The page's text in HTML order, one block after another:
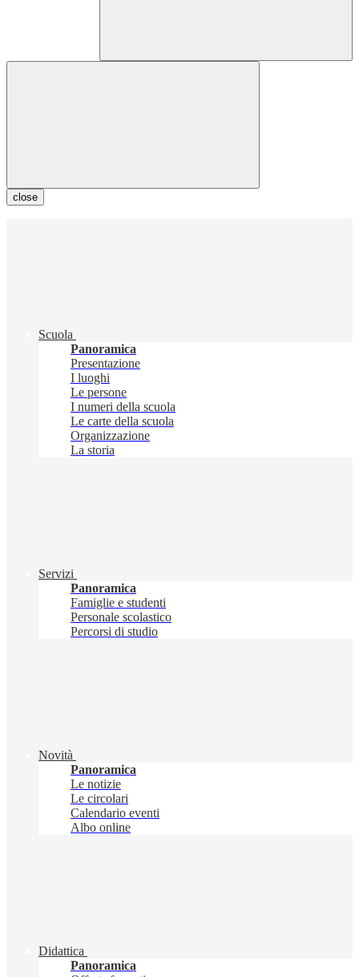
close
Scuola
Panoramica
Presentazione
I luoghi
Le persone
I numeri della scuola
Le carte della scuola
Organizzazione
La storia
Servizi
Panoramica
Famiglie e studenti
Personale scolastico
Percorsi di studio
Novità
Panoramica
Le notizie
Le circolari
Calendario eventi
Albo online
Didattica
Panoramica